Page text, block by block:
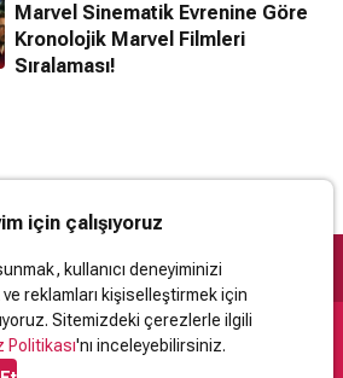
Marvel Sinematik Evrenine Göre
Kronolojik Marvel Filmleri
Sıralaması!
için çalışıyoruz
kullanıcı deneyiminizi
reklamları kişiselleştirmek için
Sitemizdeki çerezlerle ilgili
Politikası'nı inceleyebilirsiniz.
Destek